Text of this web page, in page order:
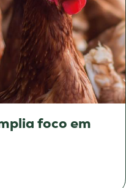
foco em